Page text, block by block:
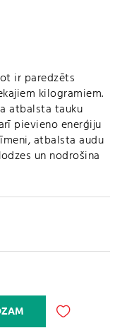
ir paredzēts
kilogramiem.
atbalsta tauku
pievieno enerģiju
atbalsta audu
un nodrošina